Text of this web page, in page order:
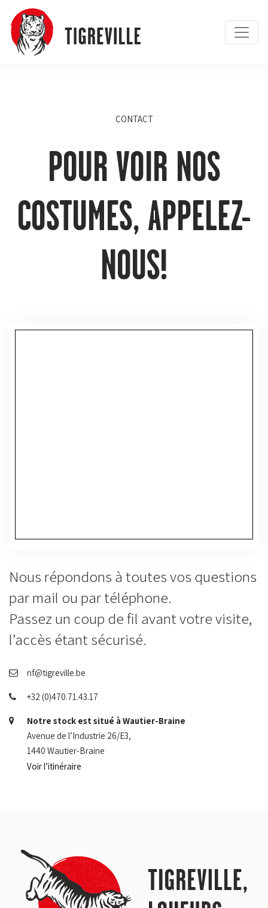
CONTACT
POUR VOIR NOS
COSTUMES, APPELEZ-
NOUS!
Nous répondons à toutes vos questions
par mail ou par téléphone.
Passez un coup de fil avant votre visite,
l’accès étant sécurisé.
nf@tigreville.be
+32 (0)470.71.43.17
Notre stock est situé à Wautier-Braine
Avenue de l’Industrie 26/E3,
1440 Wautier-Braine
Voir l’itinéraire